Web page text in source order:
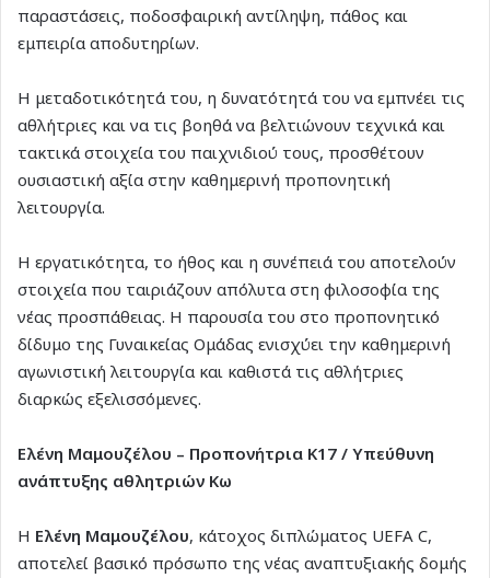
παραστάσεις, ποδοσφαιρική αντίληψη, πάθος και
εμπειρία αποδυτηρίων.
Η μεταδοτικότητά του, η δυνατότητά του να εμπνέει τις
αθλήτριες και να τις βοηθά να βελτιώνουν τεχνικά και
τακτικά στοιχεία του παιχνιδιού τους, προσθέτουν
ουσιαστική αξία στην καθημερινή προπονητική
λειτουργία.
Η εργατικότητα, το ήθος και η συνέπειά του αποτελούν
στοιχεία που ταιριάζουν απόλυτα στη φιλοσοφία της
νέας προσπάθειας. Η παρουσία του στο προπονητικό
δίδυμο της Γυναικείας Ομάδας ενισχύει την καθημερινή
αγωνιστική λειτουργία και καθιστά τις αθλήτριες
διαρκώς εξελισσόμενες.
Ελένη Μαμουζέλου – Προπονήτρια Κ17 / Υπεύθυνη
ανάπτυξης αθλητριών Κω
Η Ελένη Μαμουζέλου, κάτοχος διπλώματος UEFA C,
αποτελεί βασικό πρόσωπο της νέας αναπτυξιακής δομής